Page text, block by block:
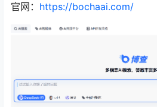
官网： https://bochaai.com/